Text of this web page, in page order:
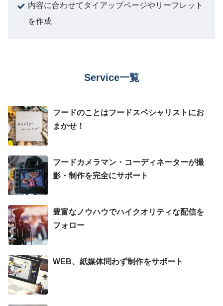
内容に合わせてタイアップページやリーフレット
を作成
Service一覧
フードのことはフードスペシャリストにお
まかせ！
フードカメラマン・コーディネーターが撮
影・制作を完全にサポート
豊富なノウハウでハイクオリティな配信を
フォロー
WEB、紙媒体問わず制作をサポート